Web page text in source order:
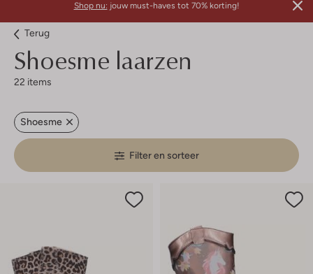
Shop nu: jouw must-haves tot 70% korting!
Terug
Shoesme laarzen
22 items
Shoesme
Filter en sorteer